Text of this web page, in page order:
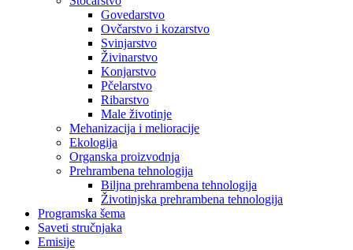
Govedarstvo
Ovčarstvo i kozarstvo
Svinjarstvo
Živinarstvo
Konjarstvo
Pčelarstvo
Ribarstvo
Male životinje
Mehanizacija i melioracije
Ekologija
Organska proizvodnja
Prehrambena tehnologija
Biljna prehrambena tehnologija
Životinjska prehrambena tehnologija
Programska šema
Saveti stručnjaka
Emisije